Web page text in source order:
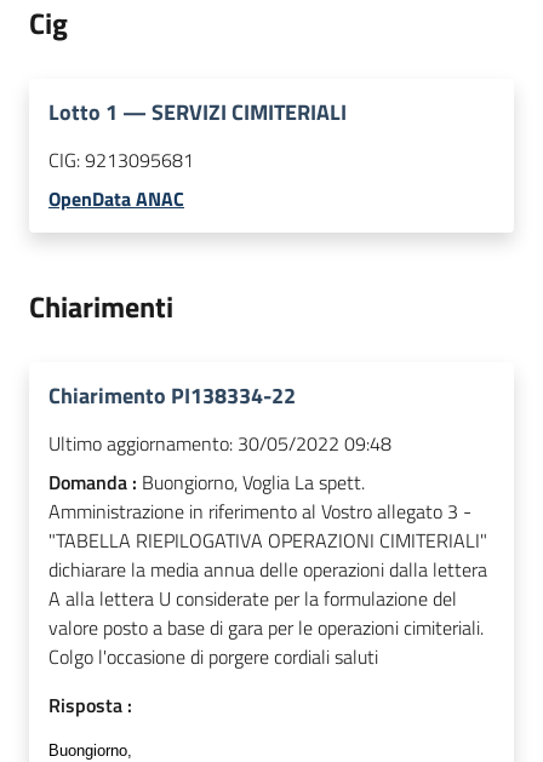
Cig
Lotto 1 —SERVIZI CIMITERIALI
CIG:9213095681
OpenData ANAC
Chiarimenti
Chiarimento PI138334-22
Ultimo aggiornamento: 30/05/2022 09:48
Domanda : Buongiorno, Voglia La spett.
Amministrazione in riferimento al Vostro allegato 3 -
"TABELLA RIEPILOGATIVA OPERAZIONI CIMITERIALI"
dichiarare la media annua delle operazioni dalla lettera
A alla lettera U considerate per la formulazione del
valore posto a base di gara per le operazioni cimiteriali.
Colgo l'occasione di porgere cordiali saluti
Risposta :
Buongiorno,